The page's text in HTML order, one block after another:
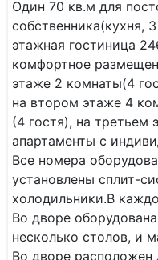
Один 70 кв.м для
собственника(кухня,
этажная гостиница
комфортное
этаже 2 комнаты(4
на втором этаже 4
(4 гостя), на
апартаменты с
Все номера
установлены сплит-
холодильники.В
Во дворе
несколько столов, и
Во дворе расположен